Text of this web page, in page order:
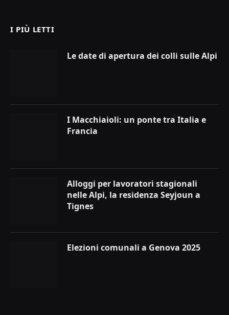
I PIÙ LETTI
Le date di apertura dei colli sulle Alpi
I Macchiaioli: un ponte tra Italia e
Francia
Alloggi per lavoratori stagionali
nelle Alpi, la residenza Seyjoun a
Tignes
Elezioni comunali a Genova 2025